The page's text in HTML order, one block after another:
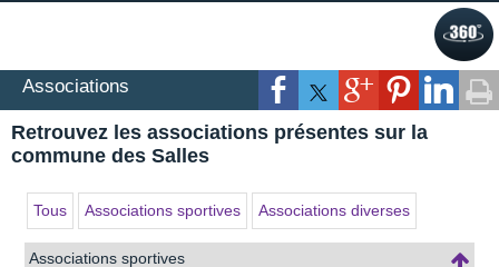
Associations
Retrouvez les associations présentes sur la
commune des Salles
Tous Associations sportives Associations diverses
Associations sportives